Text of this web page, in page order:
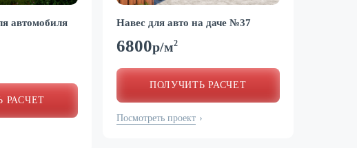
автомобиля
РАСЧЕТ
Навес для авто на даче №37
6800р/м2
ПОЛУЧИТЬ РАСЧЕТ
Посмотреть проект ›